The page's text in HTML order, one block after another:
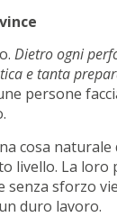
Dietro ogni
e tanta
persone
cosa
livello. La loro
senza sforzo
duro lavoro.